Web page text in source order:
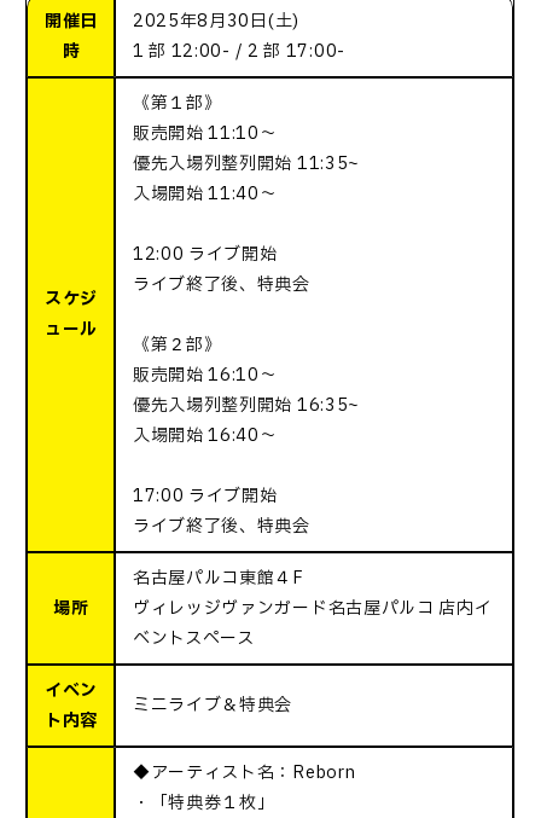
開催日
時
2025年8月30日(土)
1 部 12:00- / 2 部 17:00-
スケジ
ュール
《第１部》
販売開始 11:10〜
優先⼊場列整列開始 11:35~
⼊場開始 11:40〜
12:00 ライブ開始
ライブ終了後、特典会
《第２部》
販売開始 16:10〜
優先⼊場列整列開始 16:35~
⼊場開始 16:40〜
17:00 ライブ開始
ライブ終了後、特典会
場所
名古屋パルコ東館４F
ヴィレッジヴァンガード名古屋パルコ 店内イ
ベントスペース
イベン
ト内容
ミニライブ＆特典会
◆アーティスト名：Reborn
・「特典券１枚」